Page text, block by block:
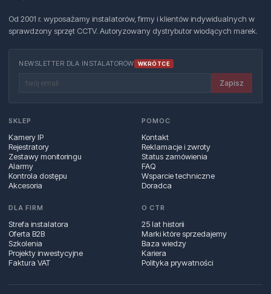
Od 2001 r. wyposażamy instalatorów, firmy i klientów indywidualnych w
sprawdzony sprzęt CCTV. Autoryzowany dystrybutor wiodących marek.
NEWSLETTER DLA INSTALATORÓW WKRÓTCE
Zapisz
SKLEP
Kamery IP
Rejestratory
Zestawy monitoringu
Alarmy
Kontrola dostępu
Akcesoria
POMOC
Kontakt
Reklamacje i zwroty
Status zamówienia
FAQ
Wsparcie techniczne
Doradca
DLA FIRM
Strefa instalatora
Oferta B2B
Szkolenia
Projekty inwestycyjne
Faktura VAT
O CTR
25 lat historii
Marki które sprzedajemy
Baza wiedzy
Kariera
Polityka prywatności